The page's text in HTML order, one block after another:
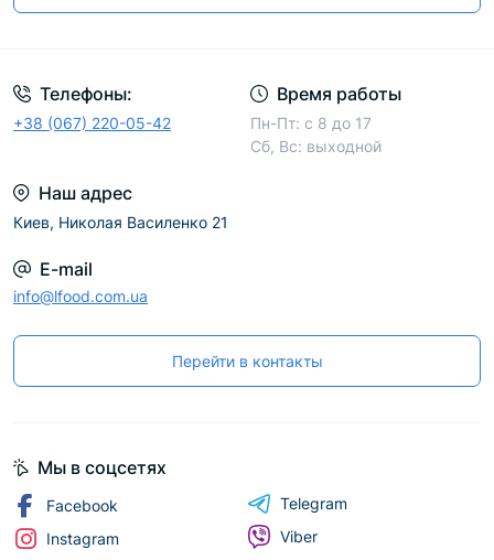
Телефоны:
+38 (067) 220-05-42
Время работы
Пн-Пт: с 8 до 17
Сб, Вс: выходной
Наш адрес
Киев, Николая Василенко 21
E-mail
info@lfood.com.ua
Перейти в контакты
Мы в соцсетях
Facebook
Instagram
Telegram
Viber